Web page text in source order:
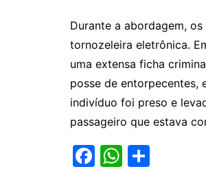
Durante a abordagem,
tornozeleira eletrônica.
uma extensa ficha
posse de entorpecentes,
indivíduo foi preso e
passageiro que estava
F
W